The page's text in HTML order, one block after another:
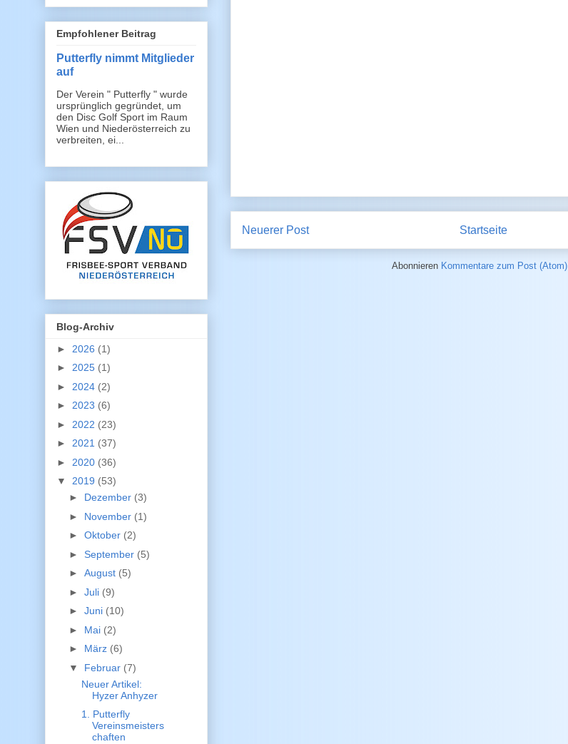
Neuerer Post Startseite
Abonnieren Kommentare zum Post (Atom)
Empfohlener Beitrag
Putterfly nimmt Mitglieder
auf
Der Verein " Putterfly " wurde
ursprünglich gegründet, um
den Disc Golf Sport im Raum
Wien und Niederösterreich zu
verbreiten, ei...
Blog-Archiv
► 2026 (1)
► 2025 (1)
► 2024 (2)
► 2023 (6)
► 2022 (23)
► 2021 (37)
► 2020 (36)
▼ 2019 (53)
► Dezember (3)
► November (1)
► Oktober (2)
► September (5)
► August (5)
► Juli (9)
► Juni (10)
► Mai (2)
► März (6)
▼ Februar (7)
Neuer Artikel:
Hyzer Anhyzer
1. Putterfly
Vereinsmeisters
chaften